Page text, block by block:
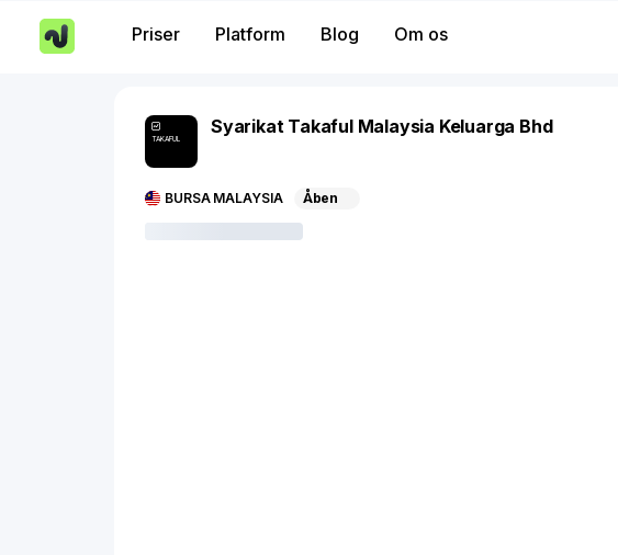
Priser Platform Blog Om os
TAKAFUL
Syarikat Takaful Malaysia Keluarga Bhd
BURSA MALAYSIA Åben